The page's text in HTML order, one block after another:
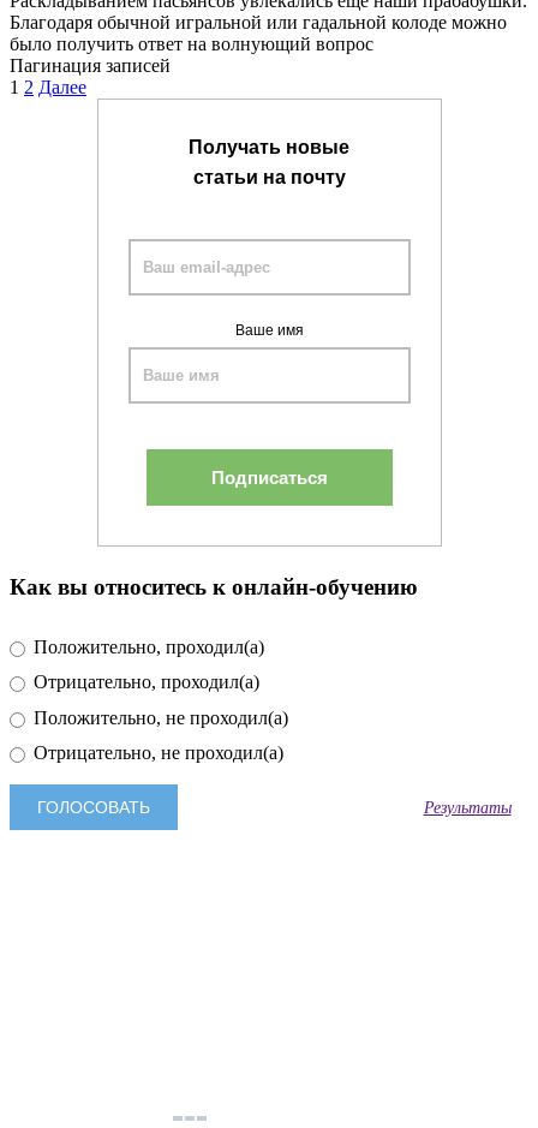
Благодаря обычной игральной или гадальной колоде можно
было получить ответ на волнующий вопрос
Пагинация записей
1 2 Далее
Получать новые
статьи на почту
Ваше имя
Как вы относитесь к онлайн-обучению
Положительно, проходил(а)
Отрицательно, проходил(а)
Положительно, не проходил(а)
Отрицательно, не проходил(а)
Результаты